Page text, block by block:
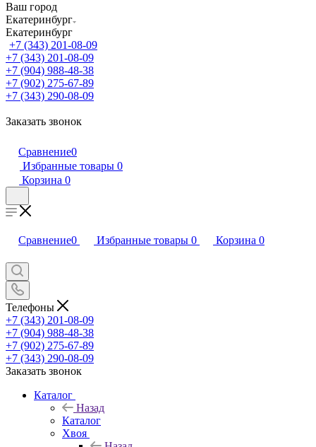
Ваш город
Екатеринбург
Екатеринбург
+7 (343) 201-08-09
+7 (343) 201-08-09
+7 (904) 988-48-38
+7 (902) 275-67-89
+7 (343) 290-08-09
Заказать звонок
Сравнение0
Избранные товары 0
Корзина 0
Сравнение0 Избранные товары 0 Корзина 0
Телефоны
+7 (343) 201-08-09
+7 (904) 988-48-38
+7 (902) 275-67-89
+7 (343) 290-08-09
Заказать звонок
Каталог
Назад
Каталог
Хвоя